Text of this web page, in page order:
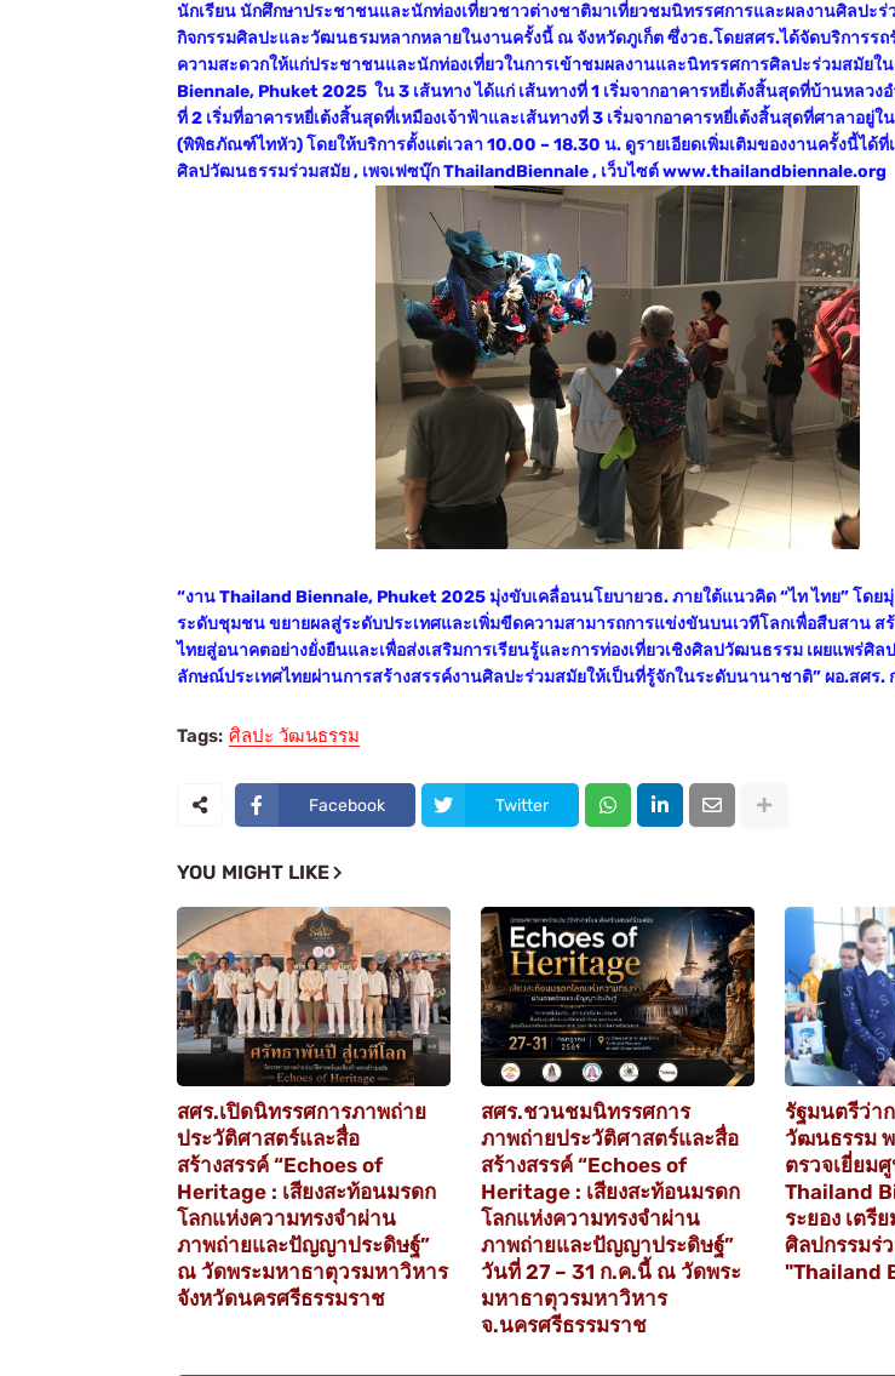
นักเรียน นักศึกษาประชาชนและนักท่องเที่ยวชาวต่างชาติมาเที่ยวชมนิทรรศการและผลงานศิลปะร่
กิจกรรมศิลปะและวัฒนธรมหลากหลายในงานครั้งนี้ ณ จังหวัดภูเก็ต ซึ่งวธ.โดยสศร.ได้จัดบริการรถ
ความสะดวกให้แก่ประชาชนและนักท่องเที่ยวในการเข้าชมผลงานและนิทรรศการศิลปะร่วมสมัยใ
Biennale, Phuket 2025 ใน 3 เส้นทาง ได้แก่ เส้นทางที่ 1 เริ่มจากอาคารหยี่เต้งสิ้นสุดที่บ้านหลวง
ที่ 2 เริ่มที่อาคารหยี่เต้งสิ้นสุดที่เหมืองเจ้าฟ้าและเส้นทางที่ 3 เริ่มจากอาคารหยี่เต้งสิ้นสุดที่ศาลาอยู่ใน
(พิพิธภัณฑ์ไทหัว) โดยให้บริการตั้งแต่เวลา 10.00 – 18.30 น. ดูรายเอียดเพิ่มเติมของงานครั้งนี้ได้ที่
ศิลปวัฒนธรรมร่วมสมัย , เพจเฟซบุ๊ก ThailandBiennale , เว็บไซต์ www.thailandbiennale.org
“งาน Thailand Biennale, Phuket 2025 มุ่งขับเคลื่อนนโยบายวธ. ภายใต้แนวคิด “ไท ไทย” โดย
ระดับชุมชน ขยายผลสู่ระดับประเทศและเพิ่มขีดความสามารถการแข่งขันบนเวทีโลกเพื่อสืบสาน
ไทยสู่อนาคตอย่างยั่งยืนและเพื่อส่งเสริมการเรียนรู้และการท่องเที่ยวเชิงศิลปวัฒนธรรม เผยแพร่ศิ
ลักษณ์ประเทศไทยผ่านการสร้างสรรค์งานศิลปะร่วมสมัยให้เป็นที่รู้จักในระดับนานาชาติ” ผอ.สศร.
Tags: ศิลปะ วัฒนธรรม
Facebook Twitter
YOU MIGHT LIKE
สศร.เปิดนิทรรศการภาพถ่าย
ประวัติศาสตร์และสื่อ
สร้างสรรค์ “Echoes of
Heritage : เสียงสะท้อนมรดก
โลกแห่งความทรงจำผ่าน
ภาพถ่ายและปัญญาประดิษฐ์”
ณ วัดพระมหาธาตุวรมหาวิหาร
จังหวัดนครศรีธรรมราช
สศร.ชวนชมนิทรรศการ
ภาพถ่ายประวัติศาสตร์และสื่อ
สร้างสรรค์ “Echoes of
Heritage : เสียงสะท้อนมรดก
โลกแห่งความทรงจำผ่าน
ภาพถ่ายและปัญญาประดิษฐ์”
วันที่ 27 – 31 ก.ค.นี้ ณ วัดพระ
มหาธาตุวรมหาวิหาร
จ.นครศรีธรรมราช
รัฐมนตรีว่า
วัฒนธรรม
ตรวจเยี่ยม
Thailand
ระยอง เตรี
ศิลปกรรมร่
"Thailand